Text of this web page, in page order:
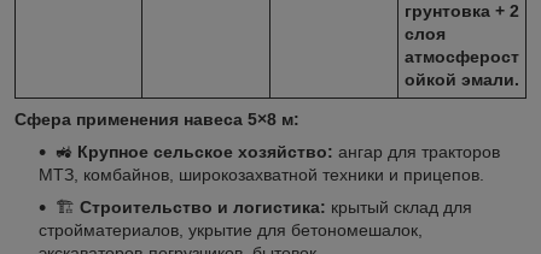
грунтовка + 2
слоя
атмосферост
ойкой эмали.
Сфера применения навеса 5×8 м:
🚜 Крупное сельское хозяйство: ангар для тракторов
МТЗ, комбайнов, широкозахватной техники и прицепов.
🏗 Строительство и логистика: крытый склад для
стройматериалов, укрытие для бетономешалок,